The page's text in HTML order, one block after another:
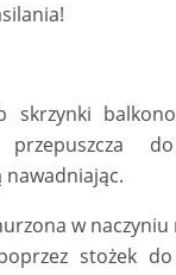
skrzynki
w
stożek